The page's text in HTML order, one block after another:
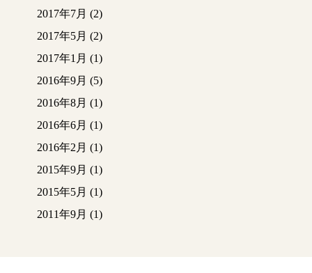
2017年7月 (2)
2017年5月 (2)
2017年1月 (1)
2016年9月 (5)
2016年8月 (1)
2016年6月 (1)
2016年2月 (1)
2015年9月 (1)
2015年5月 (1)
2011年9月 (1)